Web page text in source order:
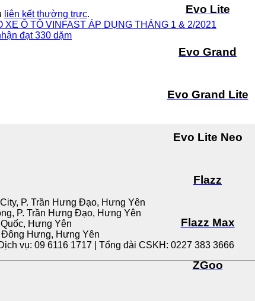
Evo Lite
Evo Grand
Evo Grand Lite
Evo Lite Neo
Flazz
Flazz Max
ZGoo
liên kết thường trực.
Ô TÔ VINFAST ÁP DỤNG THÁNG 1 & 2/2021
đạt 330 dặm
P. Trần Hưng Đạo, Hưng Yên
P. Trần Hưng Đạo, Hưng Yên
Hưng Yên
Đông Hưng, Hưng Yên
vụ: 09 6116 1717 | Tổng đài CSKH: 0227 383 3666